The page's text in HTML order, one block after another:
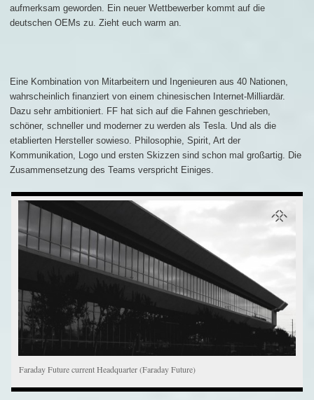
aufmerksam geworden. Ein neuer Wettbewerber kommt auf die
deutschen OEMs zu. Zieht euch warm an.
Eine Kombination von Mitarbeitern und Ingenieuren aus 40 Nationen,
wahrscheinlich finanziert von einem chinesischen Internet-Milliardär.
Dazu sehr ambitioniert. FF hat sich auf die Fahnen geschrieben,
schöner, schneller und moderner zu werden als Tesla. Und als die
etablierten Hersteller sowieso. Philosophie, Spirit, Art der
Kommunikation, Logo und ersten Skizzen sind schon mal großartig. Die
Zusammensetzung des Teams verspricht Einiges.
Faraday Future current Headquarter (Faraday Future)